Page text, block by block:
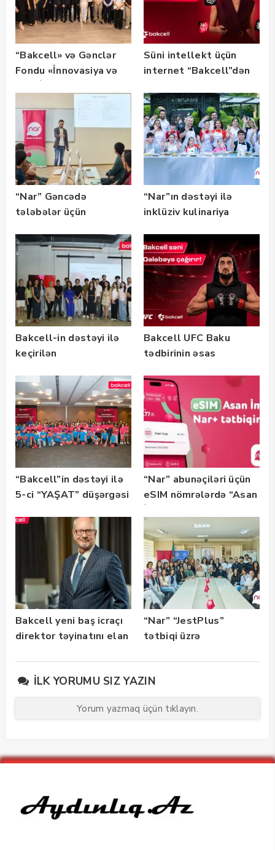
“Bakcell» və Gənclər
Fondu «İnnovasiya və
təqaüd proqramının
qalibləri ilə görüş
keçirib
Süni intellekt üçün
internet “Bakcell”dən
“Nar” Gəncədə
tələbələr üçün
təlimləri təşkil edib
“Nar”ın dəstəyi ilə
inklüziv kulinariya
keçirilib — Fotolar
Bakcell-in dəstəyi ilə
keçirilən
Bootcamp” başladı
Bakcell UFC Baku
tədbirinin əsas
“Bakcell”in dəstəyi ilə
5-ci “YAŞAT” düşərgəsi
“Nar” abunəçiləri üçün
eSIM nömrələrdə “Asan
istifadəyə verildi
Bakcell yeni baş icraçı
direktor təyinatını elan
“Nar” “JestPlus”
tətbiqi üzrə
İLK YORUMU SIZ YAZIN
Yorum yazmaq üçün tıklayın.